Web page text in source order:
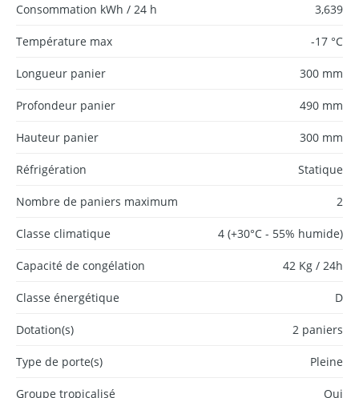
Consommation kWh / 24 h 3,639
Température max -17 °C
Longueur panier 300 mm
Profondeur panier 490 mm
Hauteur panier 300 mm
Réfrigération Statique
Nombre de paniers maximum 2
Classe climatique 4 (+30°C - 55% humide)
Capacité de congélation 42 Kg / 24h
Classe énergétique D
Dotation(s) 2 paniers
Type de porte(s) Pleine
Groupe tropicalisé Oui